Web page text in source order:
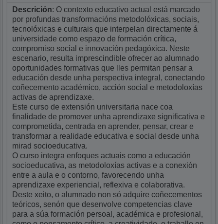
Descrición: O contexto educativo actual está marcado
por profundas transformacións metodolóxicas, sociais,
tecnolóxicas e culturais que interpelan directamente á
universidade como espazo de formación crítica,
compromiso social e innovación pedagóxica. Neste
escenario, resulta imprescindible ofrecer ao alumnado
oportunidades formativas que lles permitan pensar a
educación desde unha perspectiva integral, conectando
coñecemento académico, acción social e metodoloxías
activas de aprendizaxe.
Este curso de extensión universitaria nace coa
finalidade de promover unha aprendizaxe significativa e
comprometida, centrada en aprender, pensar, crear e
transformar a realidade educativa e social desde unha
mirad socioeducativa.
O curso integra enfoques actuais como a educación
socioeducativa, as metodoloxías activas e a conexión
entre a aula e o contorno, favorecendo unha
aprendizaxe experiencial, reflexiva e colaborativa.
Deste xeito, o alumnado non só adquire coñecementos
teóricos, senón que desenvolve competencias clave
para a súa formación persoal, académica e profesional,